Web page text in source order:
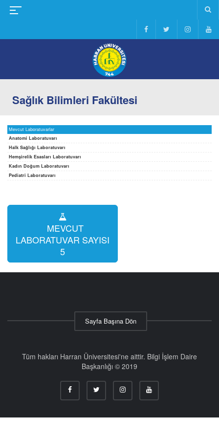
Sağlık Bilimleri Fakültesi
Mevcut Laboratuvarlar
Anatomi Laboratuvarı
Halk Sağlığı Laboratuvarı
Hemşirelik Esasları Laboratuvarı
Kadın Doğum Laboratuvarı
Pediatri Laboratuvarı
MEVCUT
LABORATUVAR SAYISI
5
Sayfa Başına Dön
Tüm hakları Harran Üniversitesi'ne aittir. Bilgi İşlem Daire
Başkanlığı © 2019